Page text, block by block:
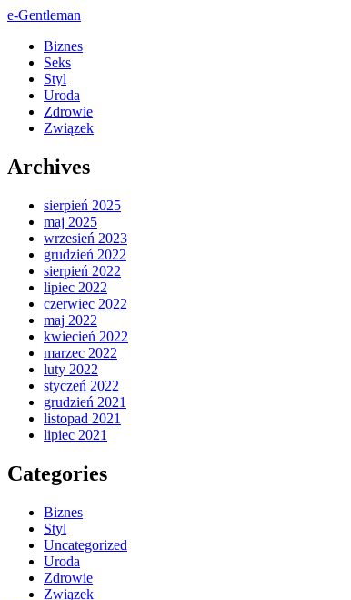
e-Gentleman
Biznes
Seks
Styl
Uroda
Zdrowie
Związek
Archives
sierpień 2025
maj 2025
wrzesień 2023
grudzień 2022
sierpień 2022
lipiec 2022
czerwiec 2022
maj 2022
kwiecień 2022
marzec 2022
luty 2022
styczeń 2022
grudzień 2021
listopad 2021
lipiec 2021
Categories
Biznes
Styl
Uncategorized
Uroda
Zdrowie
Związek